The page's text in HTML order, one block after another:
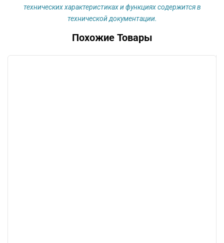
технических характеристиках и функциях содержится в
технической документации.
Похожие Товары